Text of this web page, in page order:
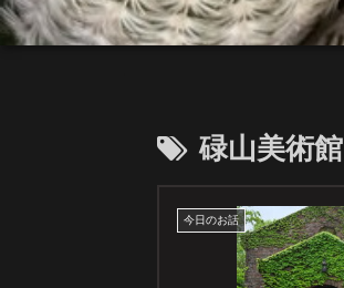
碌山美術館
今日のお話